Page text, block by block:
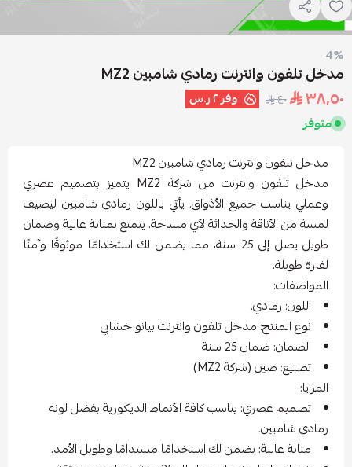
4%
مدخل تلفون وانترنت رمادي شامبين MZ2
٣٨٫٥٠ ٤٠ وفر٢ ر.س
متوفر
مدخل تلفون وانترنت رمادي شامبين MZ2
مدخل تلفون وانترنت من شركة MZ2 يتميز بتصميم عصري
وعملي يناسب جميع الأذواق. يأتي باللون رمادي شامبين ليضيف
لمسة من الأناقة والحداثة لأي مساحة. يتمتع بمتانة عالية وضمان
طويل يصل إلى 25 سنة، مما يضمن لك استخدامًا موثوقًا وآمنًا
لفترة طويلة.
المواصفات:
اللون: رمادي.
نوع المنتج: مدخل تلفون وانترنت بيانو خشابي
الضمان: ضمان 25 سنة
تصنيع: صين (شركة MZ2)
المزايا:
تصميم عصري: يناسب كافة الأنماط الديكورية بفضل لونه
رمادي شامبين.
متانة عالية: يضمن لك استخدامًا مستدامًا وطويل الأمد.